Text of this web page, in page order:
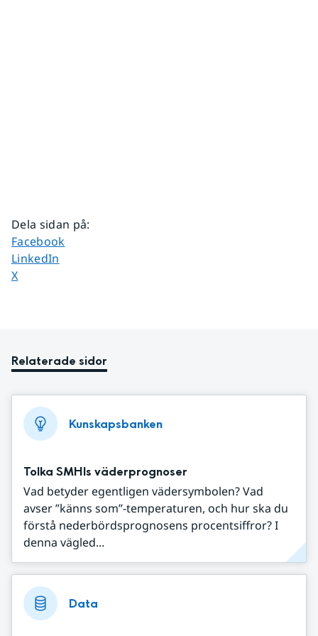
Dela sidan på:
Dela sidan på
Facebook
Dela sidan på
LinkedIn
Dela sidan på
X
Relaterade sidor
Kunskapsbanken
Tolka SMHIs väderprognoser
Vad betyder egentligen vädersymbolen? Vad
avser ”känns som”-temperaturen, och hur ska du
förstå nederbördsprognosens procentsiffror? I
denna vägled...
Data